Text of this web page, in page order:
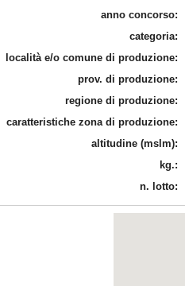
anno concorso:
categoria:
località e/o comune di produzione:
prov. di produzione:
regione di produzione:
caratteristiche zona di produzione:
altitudine (mslm):
kg.:
n. lotto: